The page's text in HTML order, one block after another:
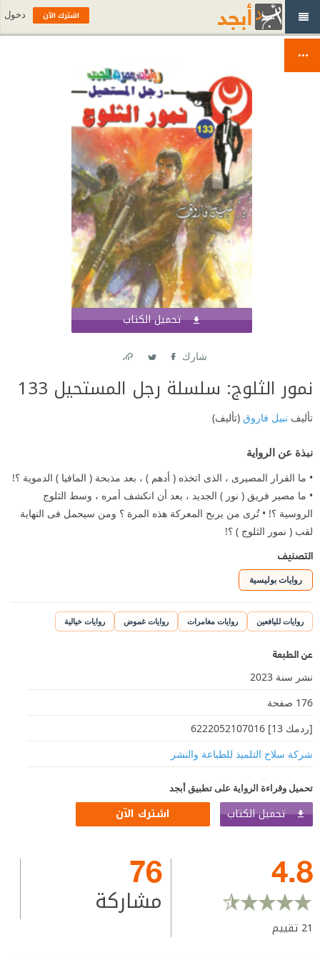
تحميل الكتاب
شارك
نمور الثلوج: سلسلة رجل المستحيل 133
تأليف نبيل فاروق (تأليف)
نبذة عن الرواية
• ما القرار المصيرى ، الذى اتخذه ( أدهم ) ، بعد مذبحة ( المافيا ) الدموية ؟!
• ما مصير فريق ( نور ) الجديد ، بعد أن انكشف أمره ، وسط الثلوج
الروسية ؟! • تُرى من يربح المعركة هذه المرة ؟ ومن سيحمل فى النهاية
لقب ( نمور الثلوج ) ؟!
التصنيف
روايات بوليسية
روايات لليافعين روايات مغامرات روايات غموض روايات خيالية
عن الطبعة
نشر سنة 2023
176 صفحة
[ردمك 13] 6222052107016
شركة سلاح التلميذ للطباعة والنشر
تحميل وقراءة الرواية على تطبيق أبجد
تحميل الكتاب اشترك الآن
4.8
21 تقييم
76
مشاركة
اشترك الآن دخول